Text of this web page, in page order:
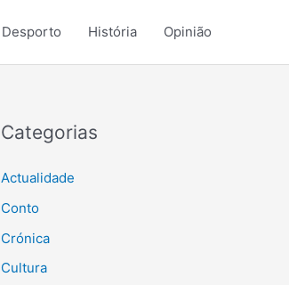
Desporto História Opinião
Categorias
Actualidade
Conto
Crónica
Cultura